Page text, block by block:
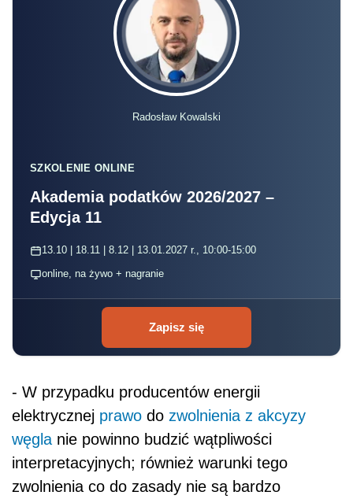
Radosław Kowalski
SZKOLENIE ONLINE
Akademia podatków 2026/2027 –
Edycja 11
13.10 | 18.11 | 8.12 | 13.01.2027 r., 10:00-15:00
online, na żywo + nagranie
Zapisz się
- W przypadku producentów energii
elektrycznej prawo do zwolnienia z akcyzy
węgla nie powinno budzić wątpliwości
interpretacyjnych; również warunki tego
zwolnienia co do zasady nie są bardzo